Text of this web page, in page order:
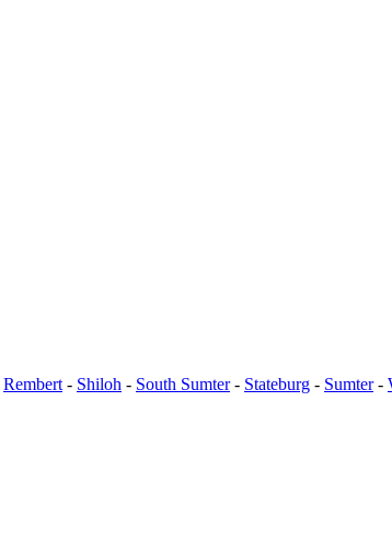
Rembert - Shiloh - South Sumter- Stateburg - Sumter-